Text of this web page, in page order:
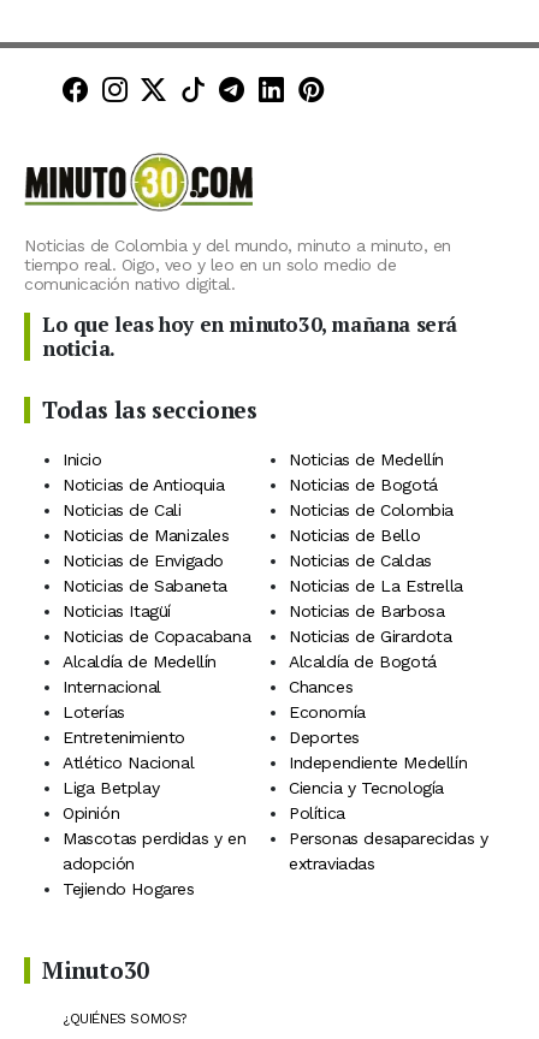
Minuto30 en Facebook
Minuto30 en Instagram
Minuto30 en X (Twitter)
Minuto30 en TikTok
Canal de Minuto30 en
Minuto30 en LinkedIn
Minuto30 en
Noticias de Colombia y del mundo, minuto a minuto, en
tiempo real. Oigo, veo y leo en un solo medio de
comunicación nativo digital.
Lo que leas hoy en minuto30, mañana será
noticia.
Todas las secciones
Inicio
Noticias de Medellín
Noticias de Antioquia
Noticias de Bogotá
Noticias de Cali
Noticias de Colombia
Noticias de Manizales
Noticias de Bello
Noticias de Envigado
Noticias de Caldas
Noticias de Sabaneta
Noticias de La Estrella
Noticias Itagüí
Noticias de Barbosa
Noticias de Copacabana
Noticias de Girardota
Alcaldía de Medellín
Alcaldía de Bogotá
Internacional
Chances
Loterías
Economía
Entretenimiento
Deportes
Atlético Nacional
Independiente Medellín
Liga Betplay
Ciencia y Tecnología
Opinión
Política
Mascotas perdidas y en
adopción
Personas desaparecidas y
extraviadas
Tejiendo Hogares
Minuto30
¿QUIÉNES SOMOS?